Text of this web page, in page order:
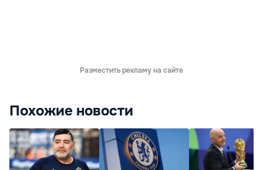
Разместить рекламу на сайте
Похожие новости